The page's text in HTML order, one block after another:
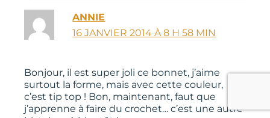
ANNIE
16 JANVIER 2014 À 8 H 58 MIN
Bonjour, il est super joli ce bonnet, j’aime
surtout la forme, mais avec cette couleur,
c’est tip top ! Bon, maintenant, faut que
j’apprenne à faire du crochet… c’est une autre